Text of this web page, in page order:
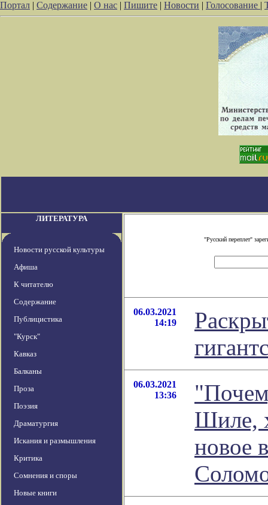
Портал | Содержание | О нас | Пишите | Новости | Голосование |
ЛИТЕРАТУРА
Новости русской культуры
Афиша
К читателю
Содержание
Публицистика
"Курск"
Кавказ
Балканы
Проза
Поэзия
Драматургия
Искания и размышления
Критика
Сомнения и споры
Новые книги
"Русский переплет"
06.03.2021
14:19
06.03.2021
13:36
Шиле,
новое